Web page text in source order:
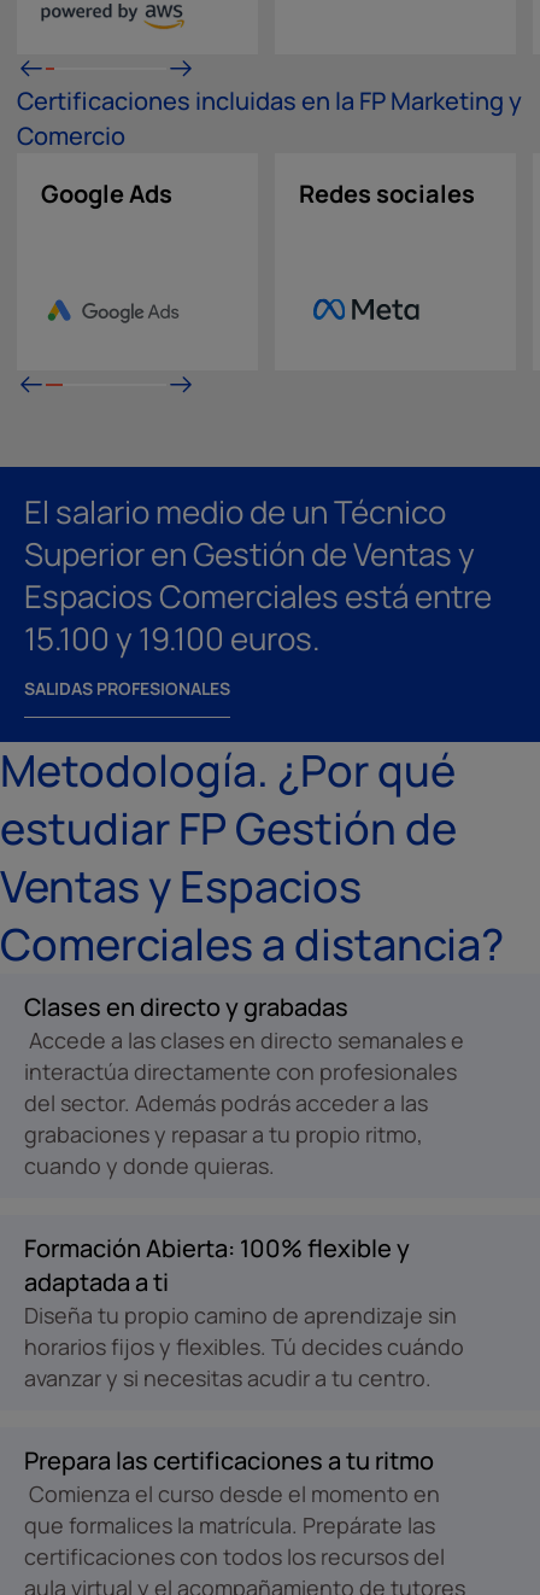
Certificaciones incluidas en la FP Marketing y
Comercio
Google Ads
Redes sociales
El salario medio de un Técnico
Superior en Gestión de Ventas y
Espacios Comerciales está entre
15.100 y 19.100 euros.
SALIDAS PROFESIONALES
Metodología. ¿Por qué
estudiar FP Gestión de
Ventas y Espacios
Comerciales a distancia?
Clases en directo y grabadas
Accede a las clases en directo semanales e
interactúa directamente con profesionales
del sector. Además podrás acceder a las
grabaciones y repasar a tu propio ritmo,
cuando y donde quieras.
Formación Abierta: 100% flexible y
adaptada a ti
Diseña tu propio camino de aprendizaje sin
horarios fijos y flexibles. Tú decides cuándo
avanzar y si necesitas acudir a tu centro.
Prepara las certificaciones a tu ritmo
Comienza el curso desde el momento en
que formalices la matrícula. Prepárate las
certificaciones con todos los recursos del
aula virtual y el acompañamiento de tutores